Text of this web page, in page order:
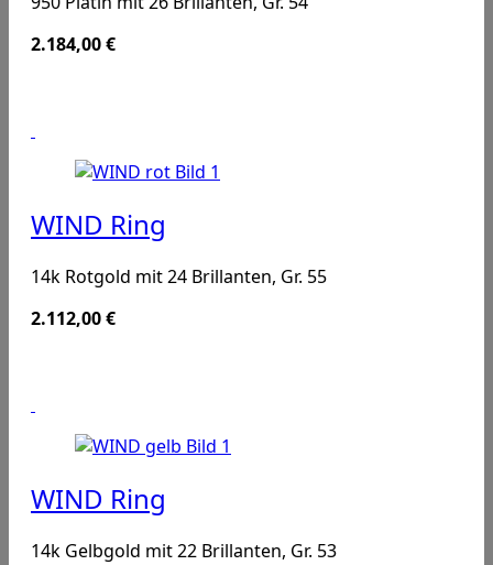
2.184,00€
WIND Ring
14k Rotgold mit 24 Brillanten, Gr. 55
2.112,00€
WIND Ring
14k Gelbgold mit 22 Brillanten, Gr. 53